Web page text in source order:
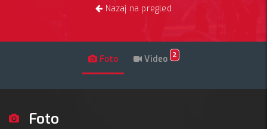
Nazaj na pregled
Foto Video 2
Foto